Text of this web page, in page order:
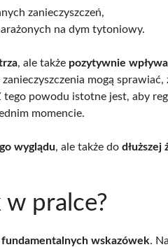
zanieczyszczeń,
na dym tytoniowy.
, ale także pozytywnie
mogą sprawiać,
tego powodu istotne jest, aby
momencie.
wyglądu, ale także do dłuższej
w pralce?
fundamentalnych wskazówek.